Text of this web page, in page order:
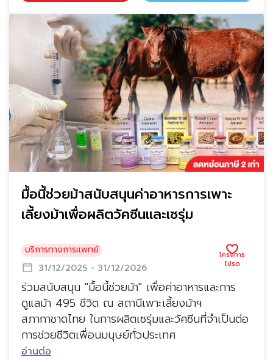
มื้อนี้ช่วยม้าสนับสนุนค่าอาหารการเพาะ
เลี้ยงม้าเพื่อผลิตวัคซีนและเซรุ่ม
บริการทางการแพทย์
31/12/2025 - 31/12/2026
ร่วมสนับสนุน "มื้อนี้ช่วยม้า" เพื่อค่าอาหารและการ
ดูแลม้า 495 ชีวิต ณ สถานีเพาะเลี้ยงม้าฯ
สภากาชาดไทย ในการผลิตเซรุ่มและวัคซีนที่จำเป็นต่อ
การช่วยชีวิตเพื่อนมนุษย์ทั่วประเทศ
อ่านต่อ